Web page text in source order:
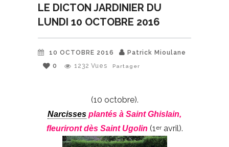
LE DICTON JARDINIER DU
LUNDI 10 OCTOBRE 2016
10 OCTOBRE 2016
Patrick Mioulane
0
1232 Vues Partager
(10 octobre).
Narcisses plantés à Saint Ghislain,
fleuriront dès Saint Ugolin (1 eravril).